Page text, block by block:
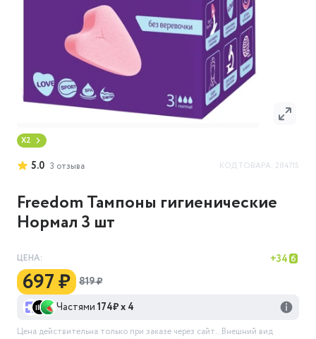
5.0 3 отзыва КОД ТОВАРА: 284715
Freedom Тампоны гигиенические
Нормал 3 шт
X2
ЦЕНА: +34
697 ₽ 819 ₽
Частями 174₽ х 4
Цена действительна только при заказе через сайт. . Внешний вид